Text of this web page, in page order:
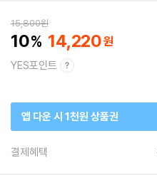
15,800원
10 14,220
YES포인트
앱 다운 시 1천원 상품권
결제혜택